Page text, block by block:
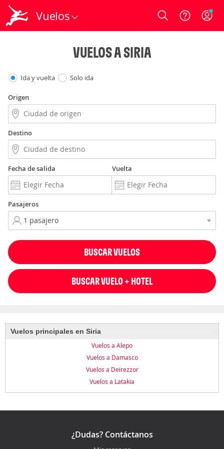
Vuelos Login
VUELOS A SIRIA
Ida y vuelta Solo ida
Origen
Destino
Fecha de salida Vuelta
Pasajeros
BUSCAR VUELOS
BUSCAR VUELO + HOTEL
Vuelos principales en Siria
Vuelos a Alepo
Vuelos a Damasco
Vuelos a Deirezzor
Vuelos a Latakia
¿Dudas? Contáctanos